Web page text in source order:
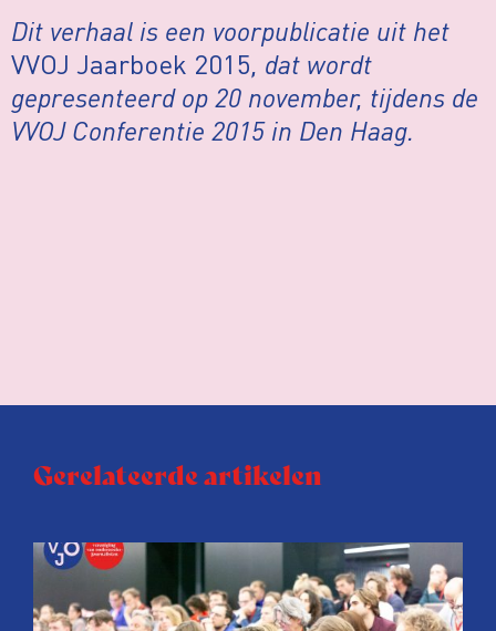
Dit verhaal is een voorpublicatie uit het
VVOJ Jaarboek 2015, dat wordt
gepresenteerd op 20 november, tijdens de
VVOJ Conferentie 2015 in Den Haag.
Gerelateerde artikelen